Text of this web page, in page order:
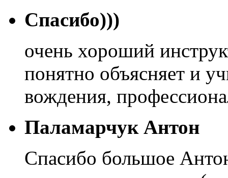
Cпасибо)))
очень хороший
понятно объясняет и
вождения,
Паламарчук Антон
Спасибо большое